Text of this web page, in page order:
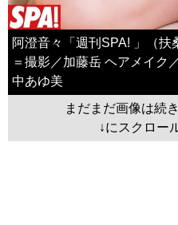
阿澄音々「週刊SPA! 」（扶
＝撮影／加藤岳 ヘアメイク
中あゆ美
まだまだ画像は続
↓にスクロー